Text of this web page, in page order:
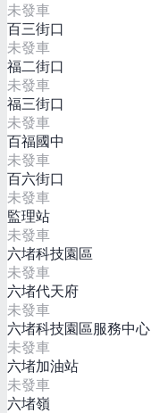
未發車
百三街口
未發車
福二街口
未發車
福三街口
未發車
百福國中
未發車
百六街口
未發車
監理站
未發車
六堵科技園區
未發車
六堵代天府
未發車
六堵科技園區服務中心
未發車
六堵加油站
未發車
六堵嶺